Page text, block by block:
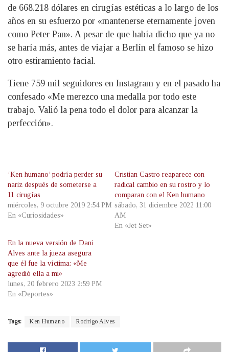
de 668.218 dólares en cirugías estéticas a lo largo de los
años en su esfuerzo por «mantenerse eternamente joven
como Peter Pan». A pesar de que había dicho que ya no
se haría más, antes de viajar a Berlín el famoso se hizo
otro estiramiento facial.
Tiene 759 mil seguidores en Instagram y en el pasado ha
confesado «Me merezco una medalla por todo este
trabajo. Valió la pena todo el dolor para alcanzar la
perfección».
‘Ken humano’ podría perder su
nariz después de someterse a
11 cirugías
miércoles, 9 octubre 2019 2:54 PM
En «Curiosidades»
Cristian Castro reaparece con
radical cambio en su rostro y lo
comparan con el Ken humano
sábado, 31 diciembre 2022 11:00
AM
En «Jet Set»
En la nueva versión de Dani
Alves ante la jueza asegura
que él fue la víctima: «Me
agredió ella a mi»
lunes, 20 febrero 2023 2:59 PM
En «Deportes»
Tags: Ken Humano Rodrigo Alves